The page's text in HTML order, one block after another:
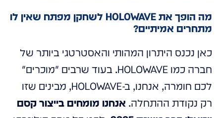
מה הופך את HOLOWAVE לשחקן מפתח שאין לו
מתחרים אמיתיים?
כאן נכנס היתרון המהותי והאסטרטגי ביותר של
חברה כמו HOLOWAVE. בעוד שרבים "מוכרים"
לכם חומרה, אנחנו, ב-HOLOWAVE, מבינים שזו
רק נקודת ההתחלה. אנחנו מומחים בייצור קסם